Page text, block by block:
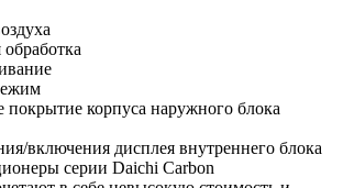
покрытие корпуса наружного блока
включения дисплея внутреннего блока
серии Daichi Carbon